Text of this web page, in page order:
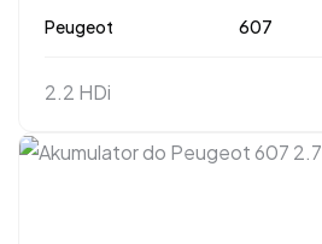
Peugeot 607
2.2 HDi